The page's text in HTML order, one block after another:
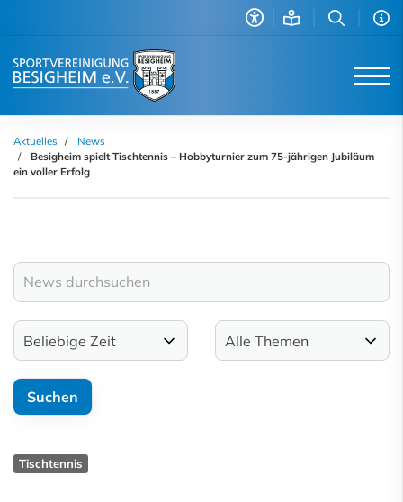
Aktuelles
News
Besigheim spielt Tischtennis – Hobbyturnier zum 75-jährigen Jubiläum
ein voller Erfolg
Tischtennis